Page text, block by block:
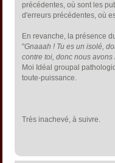
précédentes, où sont les
d'erreurs précédentes, où
En revanche, la présence
"Gnaaah ! Tu es un isolé,
contre toi, donc nous avons
Moi Idéal groupal
toute-puissance.
Très inachevé, à suivre.